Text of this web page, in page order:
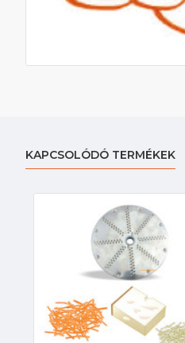
KAPCSOLÓDÓ TERMÉKEK